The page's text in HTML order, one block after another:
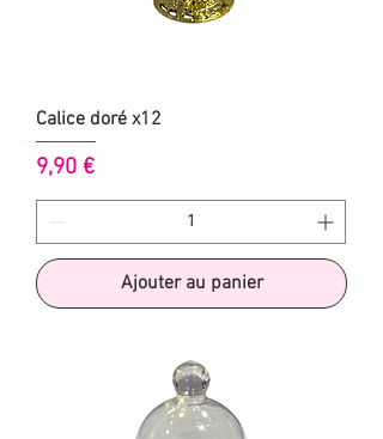
Calice doré x12
Prix
9,90 €
Ajouter au panier